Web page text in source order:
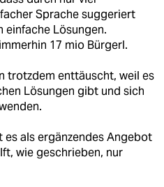
Sprache suggeriert
einfache Lösungen.
17 mio BürgerI.
trotzdem enttäuscht, weil es
Lösungen gibt und sich
es als ergänzendes Angebot
wie geschrieben, nur